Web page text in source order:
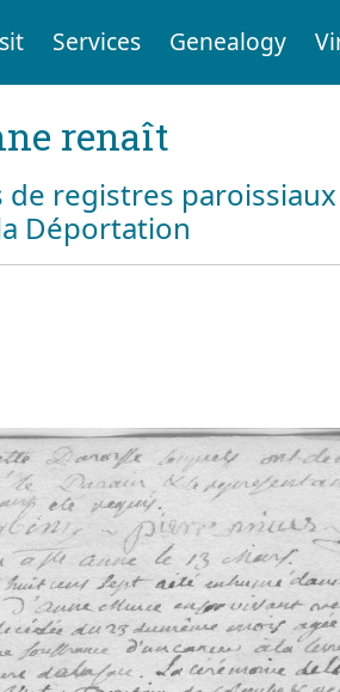
Services Genealogy
renaît
registres
Déportation